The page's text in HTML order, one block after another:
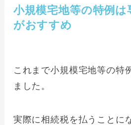
小規模宅地等の特例は
がおすすめ
これまで小規模宅地等の特
ました。
実際に相続税を払うことに